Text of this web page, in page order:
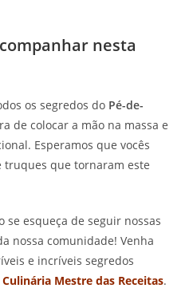
nesta
os segredos do Pé-de-
de colocar a mão na massa e
Esperamos que vocês
truques que tornaram este
se esqueça de seguir nossas
nossa comunidade! Venha
e incríveis segredos
Culinária Mestre das Receitas.